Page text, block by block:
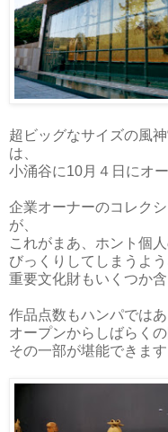
超ビッグなサイズの風
は、
小涌谷に10月４日にオ
企業オーナーのコレク
が、
これがまあ、ホント個
びっくりしてしまうよう
重要文化財もいくつか含
作品点数もハンパではあ
オープンからしばらく
その一部が堪能できます